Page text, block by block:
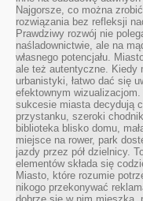
Najgorsze, co można
rozwiązania bez refleksji
Prawdziwy rozwój nie
naśladownictwie, ale na
własnego potencjału.
ale też autentyczne. Kiedy
urbanistyki, łatwo dać się
efektownym
sukcesie miasta decydują
przystanku, szeroki
biblioteka blisko domu,
miejsce na rower, park
jazdy przez pół dzielnicy.
elementów składa się
Miasto, które rozumie
nikogo przekonywać